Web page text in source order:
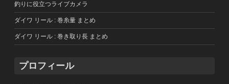
釣りに役立つライブカメラ
ダイワ リール : 巻糸量 まとめ
ダイワ リール : 巻き取り長 まとめ
プロフィール